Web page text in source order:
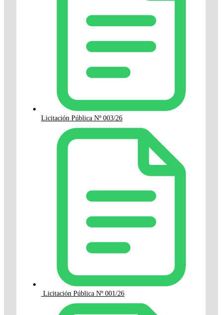
Licitación Pública Nº 003/26
Licitación Pública Nº 001/26